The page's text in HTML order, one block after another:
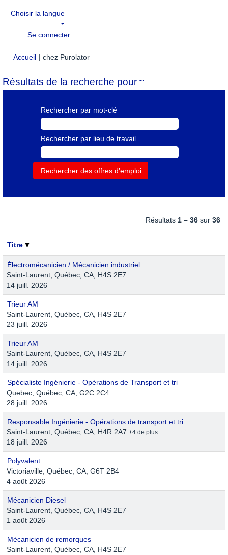
Choisir la langue
Se connecter
Accueil | chez Purolator(page
Résultats de la recherche pour "".
Rechercher par mot-clé
Rechercher par lieu de travail
Résultats 1 – 36 sur 36
Titre
Électromécanicien / Mécanicien industriel
Saint-Laurent, Québec, CA, H4S 2E7
14 juill. 2026
Trieur AM
Saint-Laurent, Québec, CA, H4S 2E7
23 juill. 2026
Trieur AM
Saint-Laurent, Québec, CA, H4S 2E7
14 juill. 2026
Spécialiste Ingénierie - Opérations de Transport et tri
Quebec, Québec, CA, G2C 2C4
28 juill. 2026
Responsable Ingénierie - Opérations de transport et tri
Saint-Laurent, Québec, CA, H4R 2A7 +4 de plus …
18 juill. 2026
Polyvalent
Victoriaville, Québec, CA, G6T 2B4
4 août 2026
Mécanicien Diesel
Saint-Laurent, Québec, CA, H4S 2E7
1 août 2026
Mécanicien de remorques
Saint-Laurent, Québec, CA, H4S 2E7